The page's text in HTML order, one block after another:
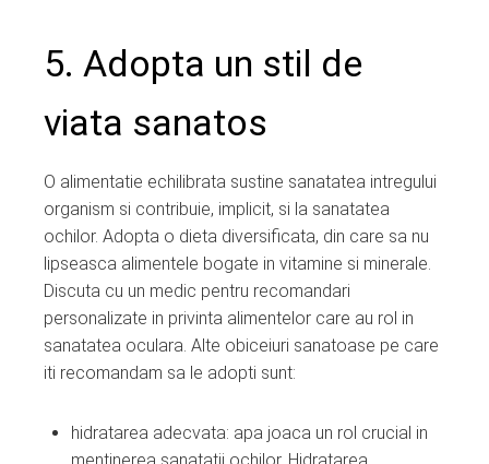
5. Adopta un stil de
viata sanatos
O alimentatie echilibrata sustine sanatatea intregului
organism si contribuie, implicit, si la sanatatea
ochilor. Adopta o dieta diversificata, din care sa nu
lipseasca alimentele bogate in vitamine si minerale.
Discuta cu un medic pentru recomandari
personalizate in privinta alimentelor care au rol in
sanatatea oculara. Alte obiceiuri sanatoase pe care
iti recomandam sa le adopti sunt:
hidratarea adecvata: apa joaca un rol crucial in